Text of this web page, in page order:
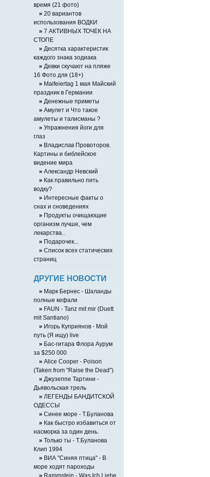
время (21 фото)
» 20 вариантов
использования ВОДКИ
» 7 АКТИВНЫХ ТОЧЕК НА
СТОПЕ
» Десятка характеристик
каждого знака зодиака
» Девки скучают на пляже
16 Фото для (18+)
» Maifeiertag 1 мая Майский
праздник в Германии
» Денежные приметы
» Амулет и Что такое
амулеты и талисманы ?
» Упражнения йоги для
глаз
» Владислав Провоторов.
Картины и библейское
видение мира
» Александр Невский
» Как правильно пить
водку?
» Интересные факты о
снах и сноведениях
» Продукты очищающие
организм лучше, чем
лекарства..
» Подарочек...
» Список всех статических
страниц
ДРУГИЕ НОВОСТИ
» Марк Бернес - Шаланды
полные кефали
» FAUN - Tanz mit mir (Duett
mit Santiano)
» Игорь Куприянов - Мой
путь (Я ищу) live
» Бас-гитара Флора Аурум
за $250 000
» Alice Cooper - Poison
(Taken from "Raise the Dead")
» Джузеппе Тартини -
Дьявольская трель
» ЛЕГЕНДЫ БАНДИТСКОЙ
ОДЕССЫ
» Синее море - Т.Буланова
» Как быстро избавиться от
насморка за один день.
» Только ты - Т.Буланова
Клип 1994
» ВИА "Синяя птица" - В
море ходят пароходы
» Rammstein - Was Ich Liebe